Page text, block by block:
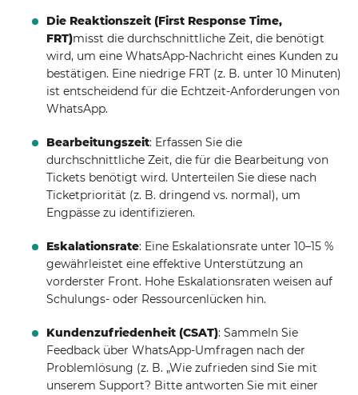
Die Reaktionszeit (First Response Time,
FRT)misst die durchschnittliche Zeit, die benötigt
wird, um eine WhatsApp-Nachricht eines Kunden zu
bestätigen. Eine niedrige FRT (z. B. unter 10 Minuten)
ist entscheidend für die Echtzeit-Anforderungen von
WhatsApp.
Bearbeitungszeit: Erfassen Sie die
durchschnittliche Zeit, die für die Bearbeitung von
Tickets benötigt wird. Unterteilen Sie diese nach
Ticketpriorität (z. B. dringend vs. normal), um
Engpässe zu identifizieren.
Eskalationsrate: Eine Eskalationsrate unter 10–15 %
gewährleistet eine effektive Unterstützung an
vorderster Front. Hohe Eskalationsraten weisen auf
Schulungs- oder Ressourcenlücken hin.
Kundenzufriedenheit (CSAT): Sammeln Sie
Feedback über WhatsApp-Umfragen nach der
Problemlösung (z. B. „Wie zufrieden sind Sie mit
unserem Support? Bitte antworten Sie mit einer